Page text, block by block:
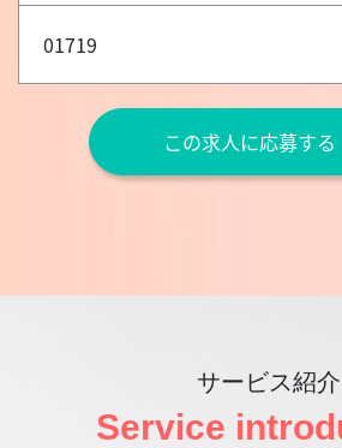
01719
この求人に応募する
サービス紹介
Service